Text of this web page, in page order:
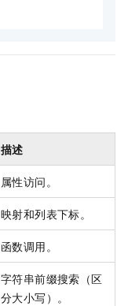
描述
属性访问。
映射和列表下标。
函数调用。
字符串前缀搜索（区
分大小写）。